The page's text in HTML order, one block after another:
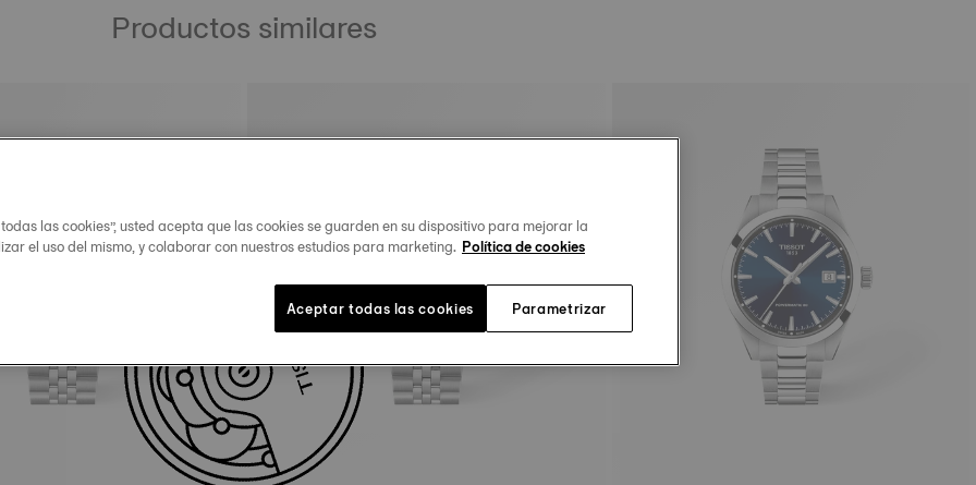
Productos similares
las cookies”, usted acepta que las cookies se guarden en su dispositivo para mejorar la
el uso del mismo, y colaborar con nuestros estudios para marketing. Política de cookies
Parametrizar
Aceptar todas las cookies